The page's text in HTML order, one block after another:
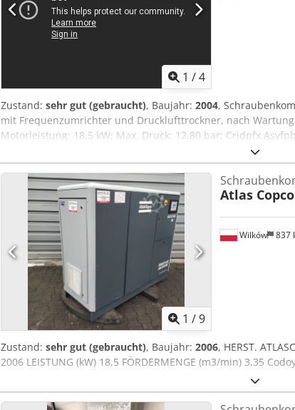
1 /4
Zustand: sehr gut (gebraucht), Baujahr: 2004,
mit Frequenzumrichter und Drucklufttrockner, nach
Motorleistung: 18,5 kW; Max. Druck: 12,80 bar; Crjdpfx
12.831 h; Preis: 17.500 netto / 21.525 brutto Der
Garantie. Service wird gewährleistet. Unten finden Sie einen
1 /9
Wilków 837
Atlas Copco
Zustand: sehr gut (gebraucht), Baujahr: 2006, HERST.
2006 LEISTUNG (kW) 18,5 FÖRDERMENGE (m3/min) 3,35